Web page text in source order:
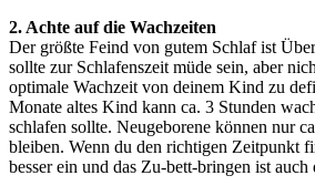
2. Achte auf die Wachzeiten
Der größte Feind von gutem Schlaf ist
sollte zur Schlafenszeit müde sein, aber
optimale Wachzeit von deinem Kind zu
Monate altes Kind kann ca. 3 Stunden
schlafen sollte. Neugeborene können nur
bleiben. Wenn du den richtigen Zeitpunkt
besser ein und das Zu‐bett‐bringen ist auch